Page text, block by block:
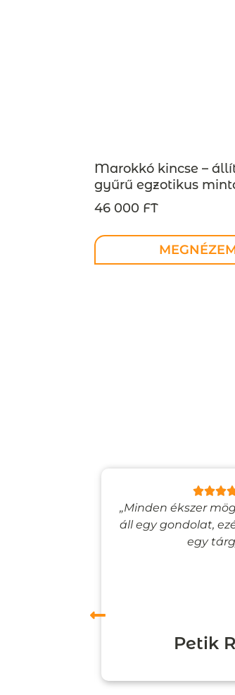
Marokkó kincse –
gyűrű egzotikus
gyönggyel –
design ékszer –
46 000 FT
„Minden ékszer
áll egy gondolat,
egy
Petik